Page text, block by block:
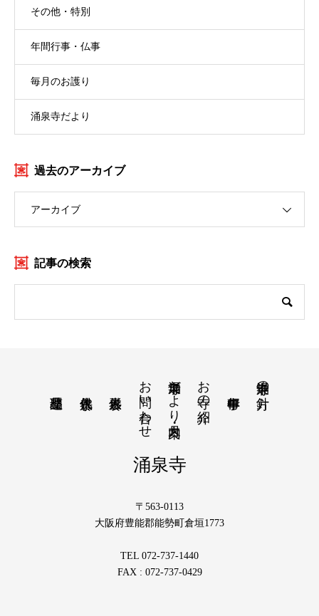
その他・特別
年間行事・仏事
毎月のお護り
涌泉寺だより
過去のアーカイブ
アーカイブ
記事の検索
涌泉寺の方針
お寺の紹介
涌泉寺だより・月案内
お問い合わせ
涌泉寺
〒563-0113
大阪府豊能郡能勢町倉垣1773
TEL 072-737-1440
FAX : 072-737-0429